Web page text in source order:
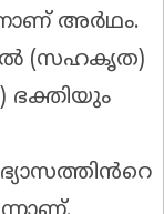
അർഥം.
(സഹകൃത)